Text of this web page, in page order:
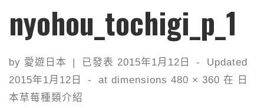
nyohou_tochigi_p_1
by 愛遊日本 | 已發表 2015年1月12日 -
Updated
2015年1月12日
- at dimensions 480 × 360 在 日
本草莓種類介紹